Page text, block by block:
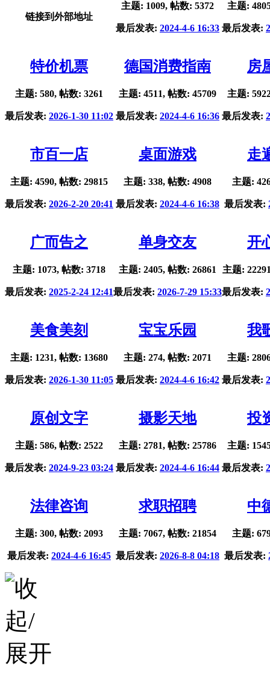
链接到外部地址
主题: 1009, 帖数: 5372
最后发表: 2024-4-6 16:33
主题:
最后发表:
特价机票
主题: 580, 帖数: 3261
最后发表: 2026-1-30 11:02
德国消费指南
主题: 4511, 帖数: 45709
最后发表: 2024-4-6 16:36
房
主题:
最后发表:
市百一店
主题: 4590, 帖数: 29815
最后发表: 2026-2-20 20:41
桌面游戏
主题: 338, 帖数: 4908
最后发表: 2024-4-6 16:38
走
主题:
最后发表:
广而告之
主题: 1073, 帖数: 3718
最后发表: 2025-2-24 12:41
单身交友
主题: 2405, 帖数: 26861
最后发表: 2026-7-29 15:33
开
主题:
最后发表:
美食美刻
主题: 1231, 帖数: 13680
最后发表: 2026-1-30 11:05
宝宝乐园
主题: 274, 帖数: 2071
最后发表: 2024-4-6 16:42
我
主题:
最后发表:
原创文字
主题: 586, 帖数: 2522
最后发表: 2024-9-23 03:24
摄影天地
主题: 2781, 帖数: 25786
最后发表: 2024-4-6 16:44
投
主题:
最后发表:
法律咨询
主题: 300, 帖数: 2093
最后发表: 2024-4-6 16:45
求职招聘
主题: 7067, 帖数: 21854
最后发表: 2026-8-8 04:18
中
主题:
最后发表: